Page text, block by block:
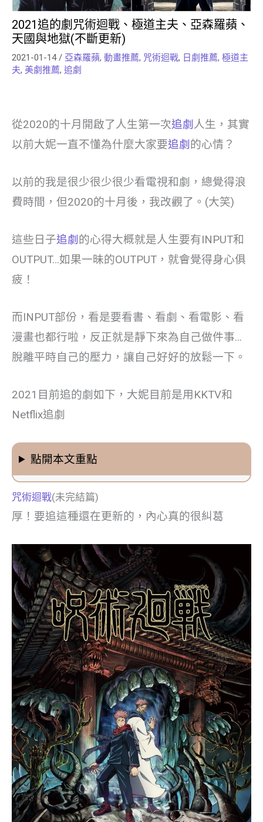
2021追的劇咒術迴戰、極道主夫、亞森羅蘋、
天國與地獄(不斷更新)
2021-01-14/ 亞森羅蘋, 動畫推薦, 咒術迴戰, 日劇推薦, 極道主
夫, 美劇推薦, 追劇
從2020的十月開啟了人生第一次追劇人生，其實
以前大妮一直不懂為什麼大家要追劇的心情？
以前的我是很少很少很少看電視和劇，總覺得浪
費時間，但2020的十月後，我改觀了。(大笑)
這些日子追劇 的心得大概就是人生要有INPUT和
OUTPUT…如果一昧的OUTPUT，就會覺得身心俱
疲！
而INPUT部份，看是要看書、看劇、看電影、看
漫畫也都行啦，反正就是靜下來為自己做件事…
脫離平時自己的壓力，讓自己好好的放鬆一下。
2021目前追的劇如下，大妮目前是用KKTV和
Netflix追劇
點開本文重點
咒術迴戰(未完結篇)
厚！要追這種還在更新的，內心真的很糾葛